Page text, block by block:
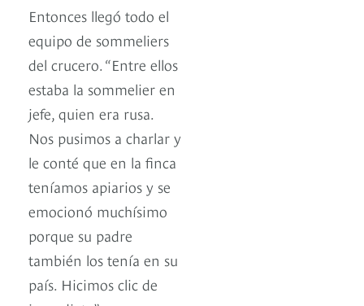
Entonces llegó todo el
equipo de sommeliers
del crucero. “Entre ellos
estaba la sommelier en
jefe, quien era rusa.
Nos pusimos a charlar y
le conté que en la finca
teníamos apiarios y se
emocionó muchísimo
porque su padre
también los tenía en su
país. Hicimos clic de